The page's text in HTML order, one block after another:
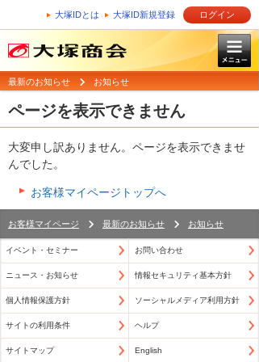
大塚IDとは 大塚ID新規登録 ログイン
最新のお知らせ お知らせ
ページを表示できません
大変申し訳ありません。ページを表示できませ
んでした。
お客様マイページトップへ
お客様マイページ 最新のお知らせ お知らせ
イベント・セミナー お問い合わせ
ニュース・お知らせ 情報セキュリティ基本方針
個人情報保護方針 ソーシャルメディア利用方針
サイトの利用条件 ヘルプ
サイトマップ English